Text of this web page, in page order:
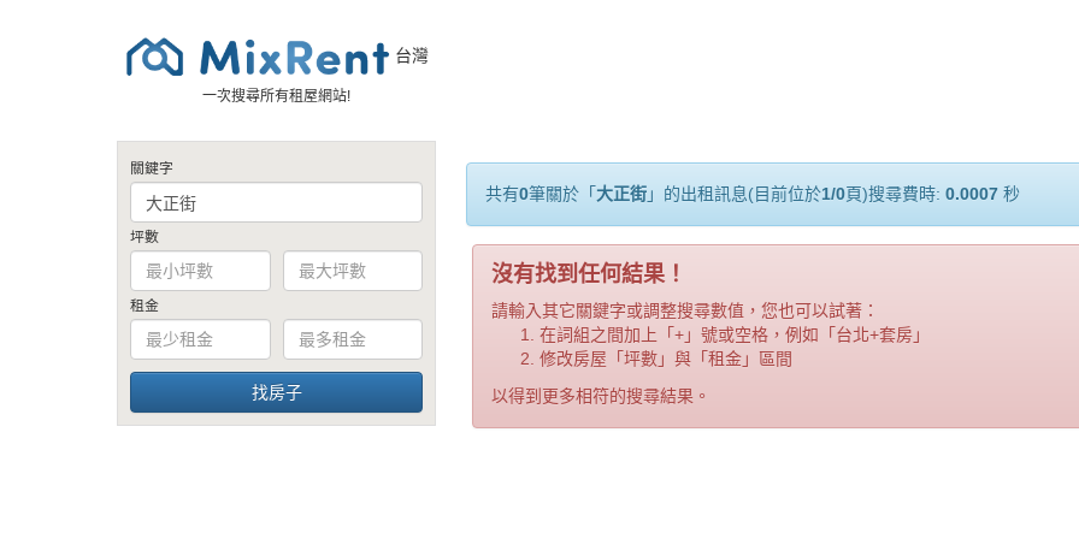
台灣
一次搜尋所有租屋網站!
關鍵字
坪數
租金
共有0筆關於「 大正街」的出租訊息(目前位於1/0頁)搜尋費時: 0.0007 秒
沒有找到任何結果！
請輸入其它關鍵字或調整搜尋數值，您也可以試著：
在詞組之間加上「+」號或空格，例如「台北+套房」
修改房屋「坪數」與「租金」區間
以得到更多相符的搜尋結果。